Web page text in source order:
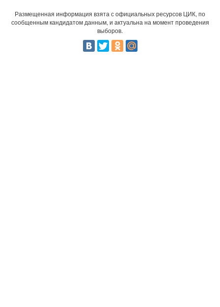
Размещенная информация взята с официальных ресурсов ЦИК, по
сообщенным кандидатом данным, и актуальна на момент проведения
выборов.